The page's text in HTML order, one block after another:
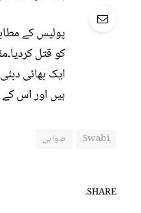
پولیس کے
کو قتل
ایک بھائی
ہیں اور اس
Swabi صوابی
SHARE.